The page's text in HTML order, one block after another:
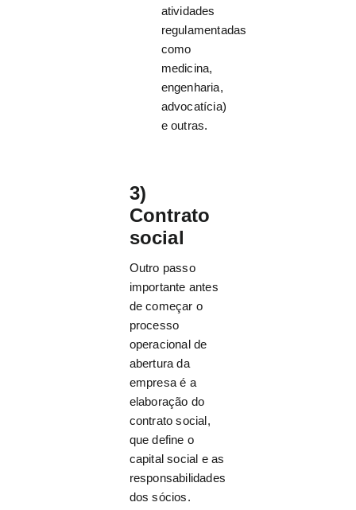
atividades
regulamentadas
como
medicina,
engenharia,
advocatícia)
e outras.
3)
Contrato
social
Outro passo
importante antes
de começar o
processo
operacional de
abertura da
empresa é a
elaboração do
contrato social,
que define o
capital social e as
responsabilidades
dos sócios.